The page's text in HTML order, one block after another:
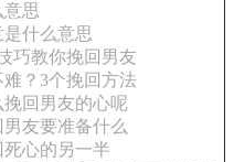
思
什么意思
巧教你挽回男友
？3个挽回方法
回男友的心呢
友要准备什么
心的另一半